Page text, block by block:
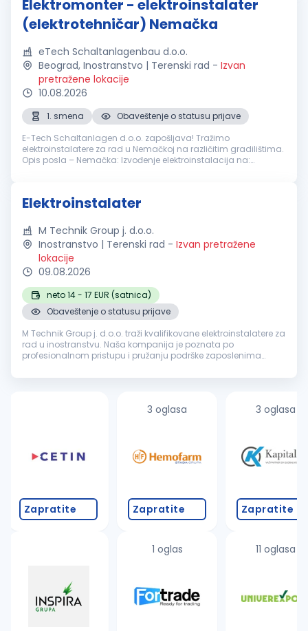
Elektromonter - elektroinstalater
(elektrotehničar) Nemačka
eTech Schaltanlagenbau d.o.o.
Beograd, Inostranstvo | Terenski rad - Izvan
pretražene lokacije
10.08.2026
1. smena
Obaveštenje o statusu prijave
E-Tech Schaltanlagen d.o.o. zapošljava! Tražimo
elektroinstalatere za rad u Nemačkoj na različitim gradilištima.
Opis posla – Nemačka: Izvođenje elektroinstalacija na:
Elektroinstalater
M Technik Group j. d.o.o.
Inostranstvo | Terenski rad - Izvan pretražene
lokacije
09.08.2026
neto 14 - 17 EUR (satnica)
Obaveštenje o statusu prijave
M Technik Group j. d.o.o. traži kvalifikovane elektroinstalatere za
rad u inostranstvu. Naša kompanija je poznata po
profesionalnom pristupu i pružanju podrške zaposlenima
motivisani za r...
Zapratite
3 oglasa
Zapratite
1 oglas
3 oglasa
Zapratite
11 oglasa